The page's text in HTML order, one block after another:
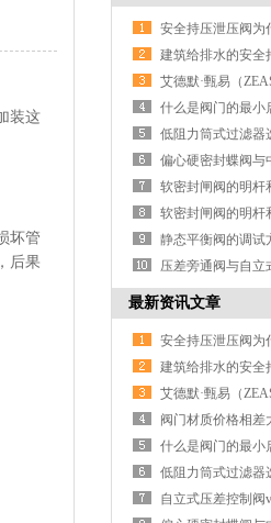
装这
坏管
后果
最新资讯文章